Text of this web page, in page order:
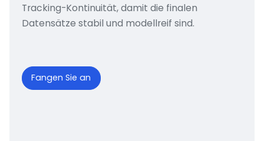
Tracking-Kontinuität, damit die finalen
Datensätze stabil und modellreif sind.
Fangen Sie an